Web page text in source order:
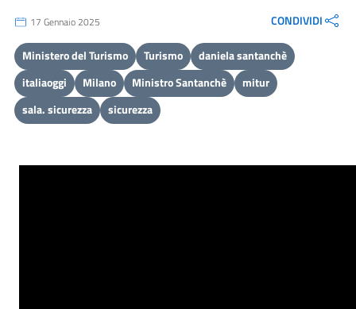
17 Gennaio 2025 CONDIVIDI
Ministero del Turismo Turismo
daniela santanchè
italiaoggi
Milano Ministro Santanchè
mitur
sala. sicurezza
sicurezza